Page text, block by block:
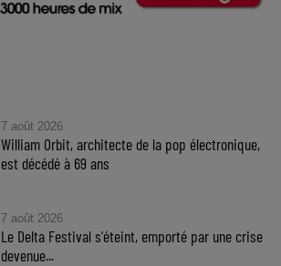
7 août 2026
William Orbit, architecte de la pop électronique,
est décédé à 69 ans
7 août 2026
Le Delta Festival s'éteint, emporté par une crise
devenue...